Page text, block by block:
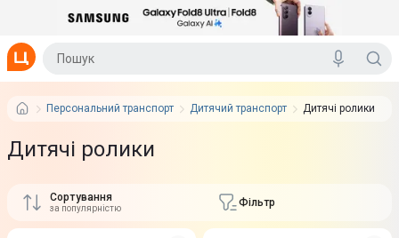
Персональний транспорт Дитячий транспорт Дитячі ролики
Дитячі ролики
Сортування
за популярністю Фільтр